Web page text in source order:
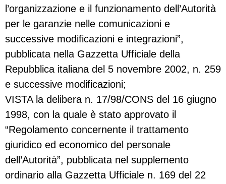
l’organizzazione e il funzionamento dell’Autorità
per le garanzie nelle comunicazioni e
successive modificazioni e integrazioni”,
pubblicata nella Gazzetta Ufficiale della
Repubblica italiana del 5 novembre 2002, n. 259
e successive modificazioni;
VISTA la delibera n. 17/98/CONS del 16 giugno
1998, con la quale è stato approvato il
“Regolamento concernente il trattamento
giuridico ed economico del personale
dell’Autorità”, pubblicata nel supplemento
ordinario alla Gazzetta Ufficiale n. 169 del 22